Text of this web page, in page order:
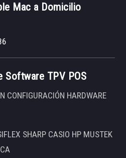
Mac a Domicilio
Software TPV POS
CONFIGURACIÓN HARDWARE
SHARP CASIO HP MUSTEK